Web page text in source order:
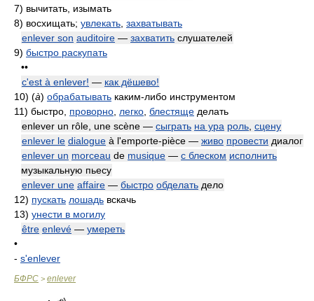
7) вычитать, изымать
8) восхищать; увлекать захватывать
enlever son auditoire — захватить слушателей
9) быстро раскупать
••
c'est à enlever! — как дёшево!
10) (à) обрабатывать каким-либо инструментом
11) быстро, проворно легко блестяще делать
enlever un rôle, une scène — сыграть на ура роль сцену
enlever le dialogue à l'emporte-pièce — живо провести диалог
enlever un morceau de musique — с блеском исполнить
музыкальную пьесу
enlever une affaire — быстро обделать дело
12) пускать лошадь вскачь
13) унести в могилу
être enlevé — умереть
•
- s'enlever
БФРС > enlever